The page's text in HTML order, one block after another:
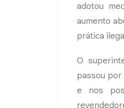
adotou
aumento
prática
O
passou por
e nos